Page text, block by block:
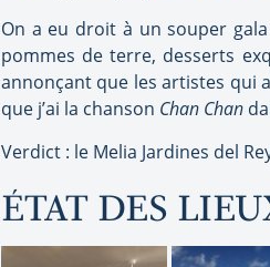
On a eu droit à un souper
pommes de terre, desserts
annonçant que les artistes qui
que j’ai la chanson Chan Chan
Verdict : le Melia Jardines del
ÉTAT DES